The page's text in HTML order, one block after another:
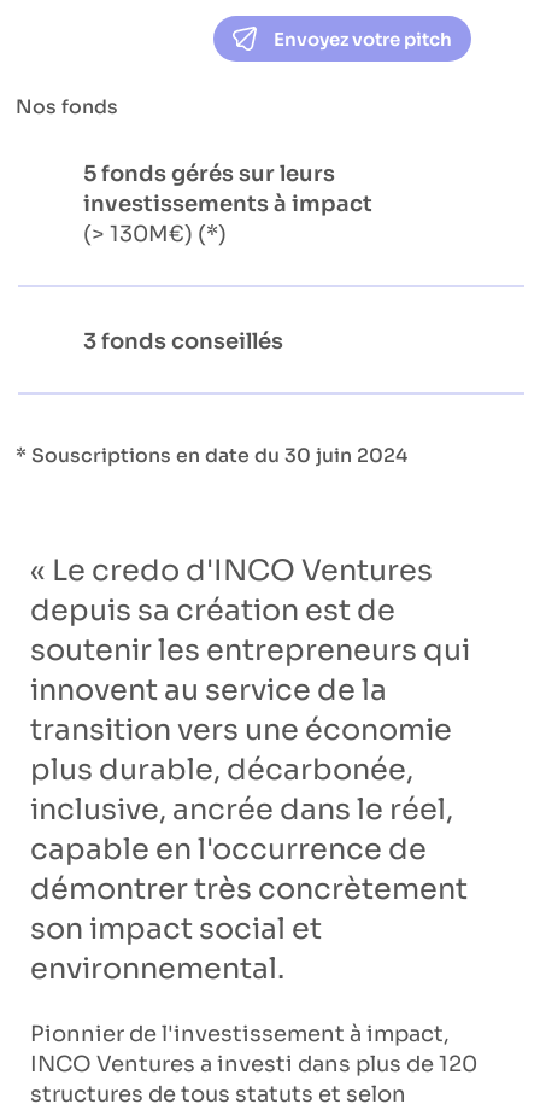
Envoyez votre pitch
Nos fonds
5 fonds gérés sur leurs
investissements à impact
(> 130M€) (*)
3 fonds conseillés
* Souscriptions en date du 30 juin 2024
« Le credo d'INCO Ventures
depuis sa création est de
soutenir les entrepreneurs qui
innovent au service de la
transition vers une économie
plus durable, décarbonée,
inclusive, ancrée dans le réel,
capable en l'occurrence de
démontrer très concrètement
son impact social et
environnemental.
Pionnier de l'investissement à impact,
INCO Ventures a investi dans plus de 120
structures de tous statuts et selon